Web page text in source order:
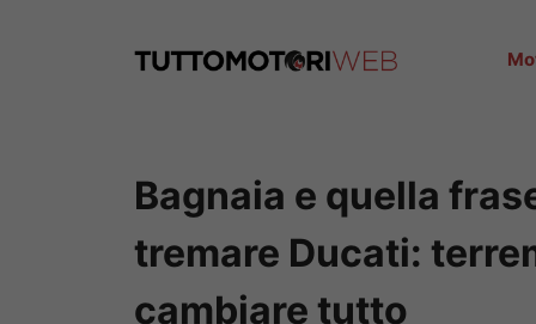
Bagnaia e quella
tremare Ducati:
cambiare tutto